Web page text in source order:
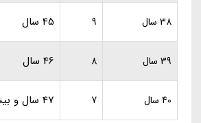
38 سال 9 45 سال
39 سال 8 46 سال
40 سال 7 47 سال و بیشتر